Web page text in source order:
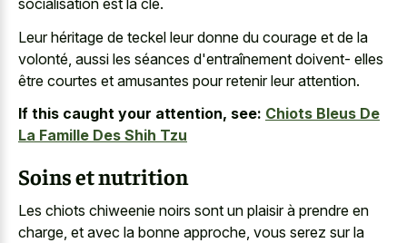
socialisation est la clé.
Leur héritage de teckel leur donne du courage et de la
volonté, aussi les séances d'entraînement doivent- elles
être courtes et amusantes pour retenir leur attention.
If this caught your attention, see: Chiots Bleus De
La Famille Des Shih Tzu
Soins et nutrition
Les chiots chiweenie noirs sont un plaisir à prendre en
charge, et avec la bonne approche, vous serez sur la